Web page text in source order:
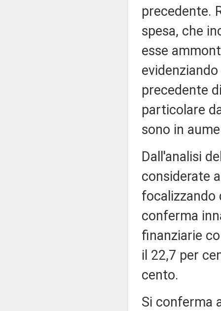
precedente.
spesa, che
esse
precedente
particolare
sono in
Dall'analisi
considerate
focalizzando
conferma
finanziarie
il 22,7 per
cento.
Si conferma